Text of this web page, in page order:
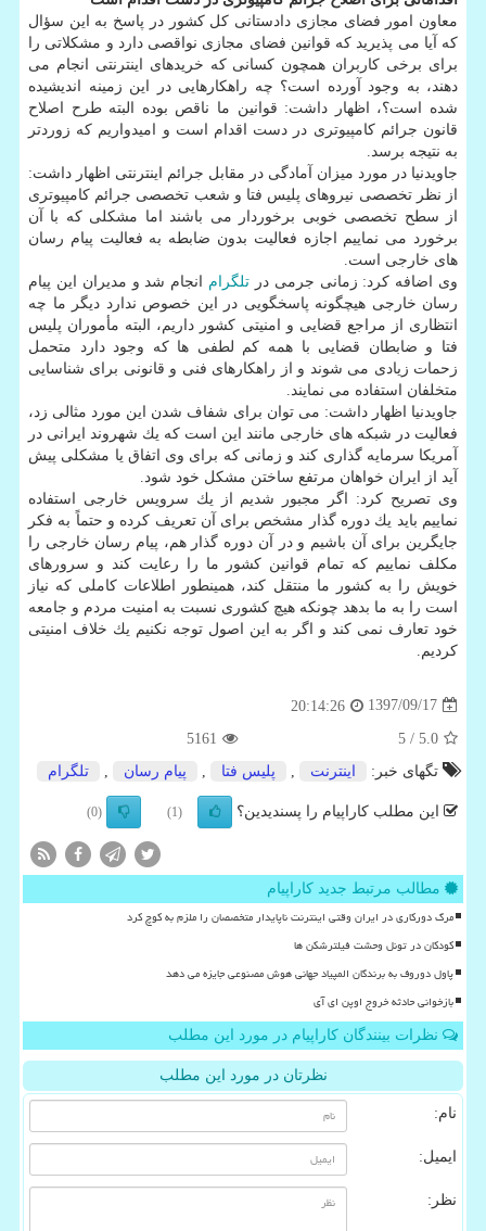
معاون امور فضای مجازی دادستانی كل كشور در پاسخ به این سؤال
كه آیا می پذیرید كه قوانین فضای مجازی نواقصی دارد و مشكلاتی را
برای برخی كاربران همچون كسانی كه خریدهای اینترنتی انجام می
دهند، به وجود آورده است؟ چه راهكارهایی در این زمینه اندیشیده
شده است؟، اظهار داشت: قوانین ما ناقص بوده البته طرح اصلاح
قانون جرائم كامپیوتری در دست اقدام است و امیدواریم كه زوردتر
به نتیجه برسد.
جاویدنیا در مورد میزان آمادگی در مقابل جرائم اینترنتی اظهار داشت:
از نظر تخصصی نیروهای پلیس فتا و شعب تخصصی جرائم كامپیوتری
از سطح تخصصی خوبی برخوردار می باشند اما مشكلی كه با آن
برخورد می نماییم اجازه فعالیت بدون ضابطه به فعالیت پیام رسان
های خارجی است.
وی اضافه كرد: زمانی جرمی در تلگرام انجام شد و مدیران این پیام
رسان خارجی هیچگونه پاسخگویی در این خصوص ندارد دیگر ما چه
انتظاری از مراجع قضایی و امنیتی كشور داریم، البته مأموران پلیس
فتا و ضابطان قضایی با همه كم لطفی ها كه وجود دارد متحمل
زحمات زیادی می شوند و از راهكارهای فنی و قانونی برای شناسایی
متخلفان استفاده می نمایند.
جاویدنیا اظهار داشت: می توان برای شفاف شدن این مورد مثالی زد،
فعالیت در شبكه های خارجی مانند این است كه یك شهروند ایرانی در
آمریكا سرمایه گذاری كند و زمانی كه برای وی اتفاق یا مشكلی پیش
آید از ایران خواهان مرتفع ساختن مشكل خود شود.
وی تصریح كرد: اگر مجبور شدیم از یك سرویس خارجی استفاده
نماییم باید یك دوره گذار مشخص برای آن تعریف كرده و حتماً به فكر
جایگرین برای آن باشیم و در آن دوره گذار هم، پیام رسان خارجی را
مكلف نماییم كه تمام قوانین كشور ما را رعایت كند و سرورهای
خویش را به كشور ما منتقل كند، همینطور اطلاعات كاملی كه نیاز
است را به ما بدهد چونكه هیچ كشوری نسبت به امنیت مردم و جامعه
خود تعارف نمی كند و اگر به این اصول توجه نكنیم یك خلاف امنیتی
كردیم.
1397/09/17
20:14:26
5.0
/ 5
5161
تگهای خبر:
اینترنت پلیس فتا پیام رسان تلگرام
این مطلب کاراپیام را پسندیدین؟ (1)
(0)
مطالب مرتبط جدید کاراپیام
مرگ دورکاری در ایران وقتی اینترنت ناپایدار متخصصان را ملزم به کوچ کرد
کودکان در تونل وحشت فیلترشکن ها
پاول دوروف به برندگان المپیاد جهانی هوش مصنوعی جایزه می دهد
بازخوانی حادثه خروج اوپن ای آی
نظرات بینندگان کاراپیام در مورد این مطلب
نظرتان در مورد این مطلب
نام:
ایمیل:
نظر: